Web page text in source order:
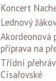
Koncert
Lednový
Akordeonová
příprava na
Třídní
Císařovské